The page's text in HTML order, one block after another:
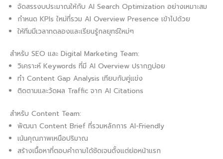
จัดสรรงบประมาณให้กับ AI Search Optimization อย่างเหมาะสม
กำหนด KPIs ใหม่ที่รวม AI Overview Presence เข้าไปด้วย
ให้ทีมมีเวลาทดลองและเรียนรู้กลยุทธ์ใหม่ๆ
สำหรับ SEO และ Digital Marketing Team:
วิเคราะห์ Keywords ที่มี AI Overview ปรากฏบ่อย
ทำ Content Gap Analysis เทียบกับคู่แข่ง
ติดตามและวัดผล Traffic จาก AI Citations
สำหรับ Content Team:
พัฒนา Content Brief ที่รวมหลักการ AI-Friendly
เน้นคุณภาพเหนือปริมาณ
สร้างเนื้อหาที่ตอบคำถามได้ชัดเจนตั้งแต่ย่อหน้าแรก